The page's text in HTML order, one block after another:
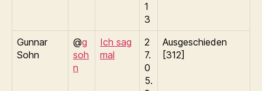
1
3
Gunnar
Sohn
@g
soh
n
Ich sag
mal
2
7.
0
5.
Ausgeschieden
[312]